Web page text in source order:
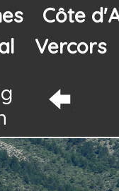
Côte
Vercors